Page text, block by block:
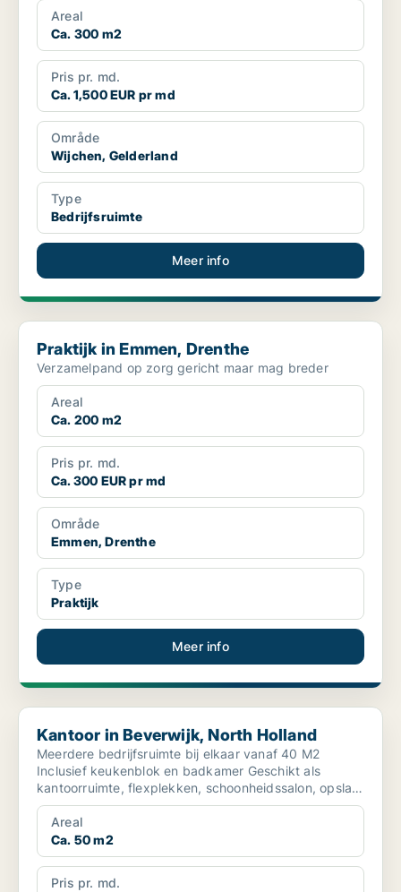
Areal
Ca. 300 m2
Pris pr. md.
Ca. 1,500 EUR pr md
Område
Wijchen, Gelderland
Type
Bedrijfsruimte
Meer info
Praktijk in Emmen, Drenthe
Praktijk in Emmen, Drenthe
Verzamelpand op zorg gericht maar mag breder
Areal
Ca. 200 m2
Pris pr. md.
Ca. 300 EUR pr md
Område
Emmen, Drenthe
Type
Praktijk
Meer info
Kantoor in Beverwijk, North Holland
Kantoor in Beverwijk, North Holland
Meerdere bedrijfsruimte bij elkaar vanaf 40 M2
Inclusief keukenblok en badkamer Geschikt als
kantoorruimte, flexplekken, schoonheidssalon, opslag
Central...
Areal
Ca. 50 m2
Pris pr. md.